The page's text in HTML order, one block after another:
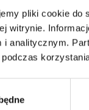
pliki cookie do
witrynie.
i analitycznym.